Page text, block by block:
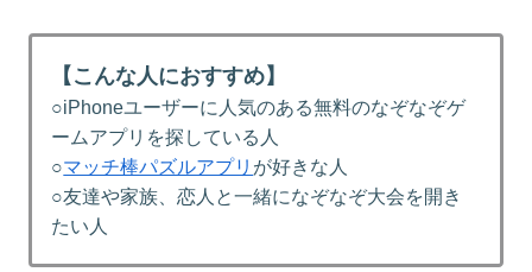
【こんな人におすすめ】
○iPhoneユーザーに人気のある無料のなぞなぞゲ
ームアプリを探している人
○マッチ棒パズルアプリ が好きな人
○友達や家族、恋人と一緒になぞなぞ大会を開き
たい人